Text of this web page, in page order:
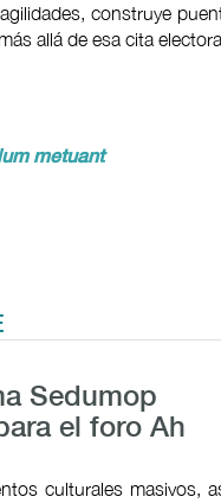
construye
allá de esa cita
metuant
Sedumop
el foro Ah
culturales masivos,